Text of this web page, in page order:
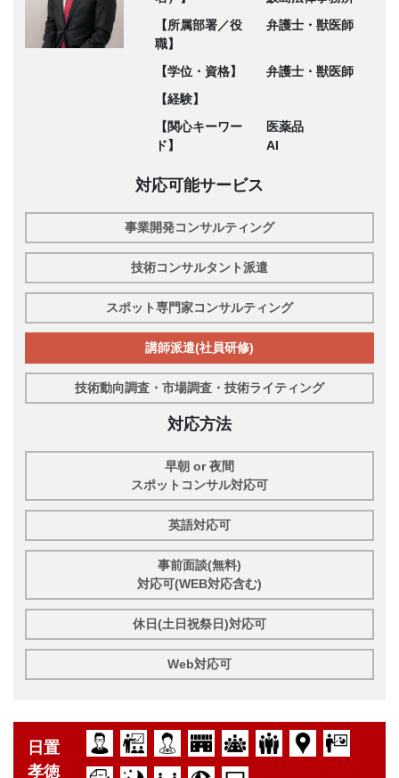
【所属部署／役
職】
弁護士・獣医師
【学位・資格】
弁護士・獣医師
【経験】
【関心キーワー
ド】
医薬品
AI
対応可能サービス
事業開発コンサルティング
技術コンサルタント派遣
スポット専門家コンサルティング
講師派遣(社員研修)
技術動向調査・市場調査・技術ライティング
対応方法
早朝 or 夜間
スポットコンサル対応可
英語対応可
事前面談(無料)
対応可(WEB対応含む)
休日(土日祝祭日)対応可
Web対応可
日置
孝徳